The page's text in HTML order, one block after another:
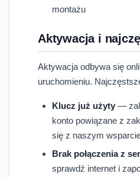
montażu
Aktywacja i
Aktywacja odbywa się
uruchomieniu.
Klucz już użyty —
konto powiązane z
się z naszym
Brak połączenia z
sprawdź internet i